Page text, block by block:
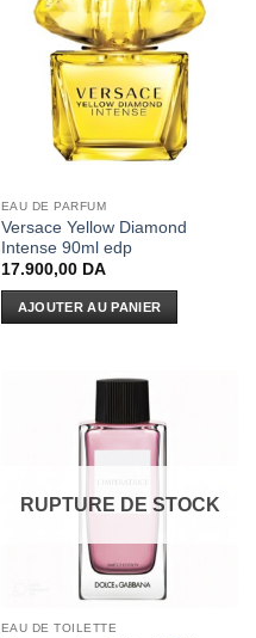
EAU DE PARFUM
Versace Yellow Diamond
Intense 90ml edp
17.900,00 DA
AJOUTER AU PANIER
RUPTURE DE STOCK
EAU DE TOILETTE